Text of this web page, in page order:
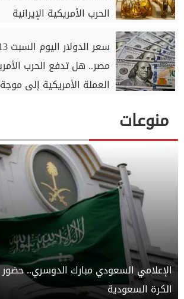
الحرب الأمريكية الإيرانية
مصر.. هل تدفع الحرب
العملة الأمريكية إلى
منوعات
الإعلامي السعودي مبارك الدوسري..
الكرة السعودية